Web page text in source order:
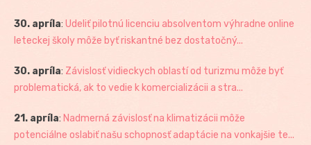
30. apríla: Udeliť pilotnú licenciu absolventom výhradne online
leteckej školy môže byť riskantné bez dostatočný...
30. apríla: Závislosť vidieckych oblastí od turizmu môže byť
problematická, ak to vedie k komercializácii a stra...
21. apríla: Nadmerná závislosť na klimatizácii môže
potenciálne oslabiť našu schopnosť adaptácie na vonkajšie te...